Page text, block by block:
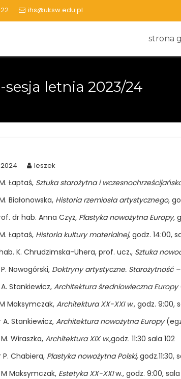
ihs@uksw.edu.pl
strona
letnia 2023/24
leszek
Łaptaś, Sztuka starożytna i
Białonowska, Historia rzemiosła artystycznego,
dr hab. Anna Czyż, Plastyka nowożytna Europy,
Łaptaś, Historia kultury materialnej, godz. 14:00,
K. Chrudzimska-Uhera, prof. ucz., Sztuka
Nowogórski, Doktryny artystyczne. Starożytność –
Stankiewicz, Architektura średniowieczna Europy
Maksymczak, Architektura XX-XXI w., godz. 9:00,
A. Stankiewicz, Architektura nowożytna Europy
Wiraszka, Architektura XIX w.,godz. 11:30 sala 102
P. Chabiera, Plastyka nowożytna Polski,godz.11:30,
Maksymczak, Estetyka XX-XXIw., godz. 9:00,